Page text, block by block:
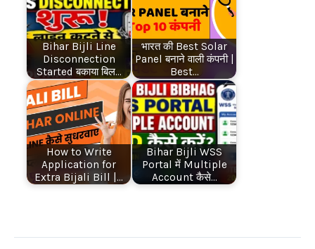
Bihar Bijli Line
Disconnection
Started बकाया बिल…
भारत की Best Solar
Panel बनाने वाली कंपनी |
Best…
How to Write
Application for
Extra Bijali Bill |…
Bihar Bijli WSS
Portal में Multiple
Account कैसे…